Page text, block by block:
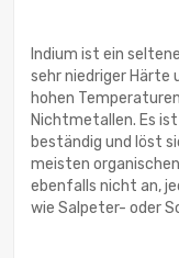
Indium ist ein
sehr niedriger Härte
hohen
Nichtmetallen. Es
beständig und löst
meisten
ebenfalls nicht an,
wie Salpeter- oder